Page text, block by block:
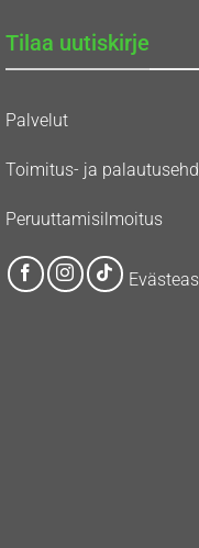
Tilaa uutiskirje
Palvelut
Toimitus- ja
Peruuttamisilmoitus